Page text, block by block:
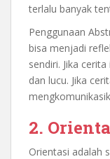
terlalu banyak
Penggunaan
bisa menjadi
sendiri. Jika
dan lucu. Jika
2.
Orientasi adalah